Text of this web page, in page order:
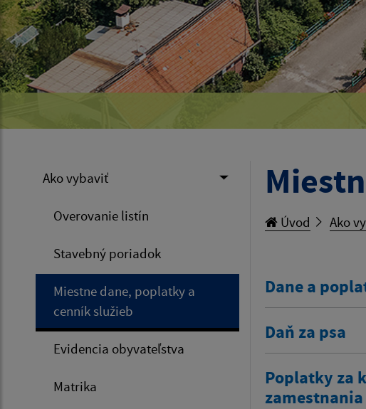
Ako vybaviť
Overovanie listín
Stavebný poriadok
Miestne dane, poplatky a
cenník služieb
Evidencia obyvateľstva
Matrika
Úvod Ako
Dane a
Daň za psa
Poplatky za